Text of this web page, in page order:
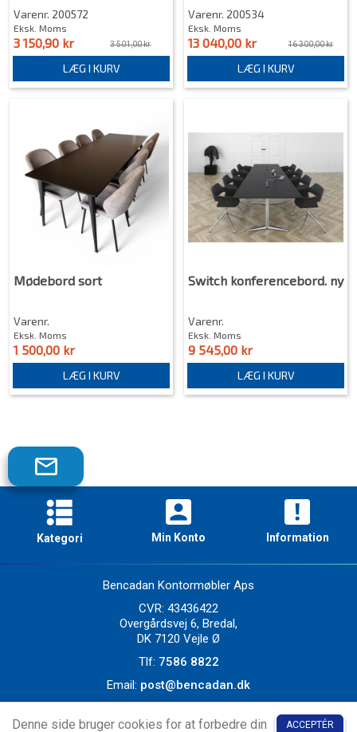
Varenr. 200572
Eksk. Moms
3 150,90 kr 3 501,00 kr
LÆG I KURV
Varenr. 200534
Eksk. Moms
13 040,00 kr 16 300,00 kr
LÆG I KURV
Mødebord sort
Varenr.
Eksk. Moms
1 500,00 kr
LÆG I KURV
Switch konferencebord. ny
Varenr.
Eksk. Moms
9 545,00 kr
LÆG I KURV
Tilmeld
vores
nyhedsbrev!
Kategori Min Konto Information
Bencadan Kontormøbler Aps
CVR: 43436422
Overgårdsvej 6, Bredal,
DK 7120 Vejle Ø
Tlf: 7586 8822
Email: post@bencadan.dk
ACCEPTÉR
Denne side bruger cookies for at forbedre din